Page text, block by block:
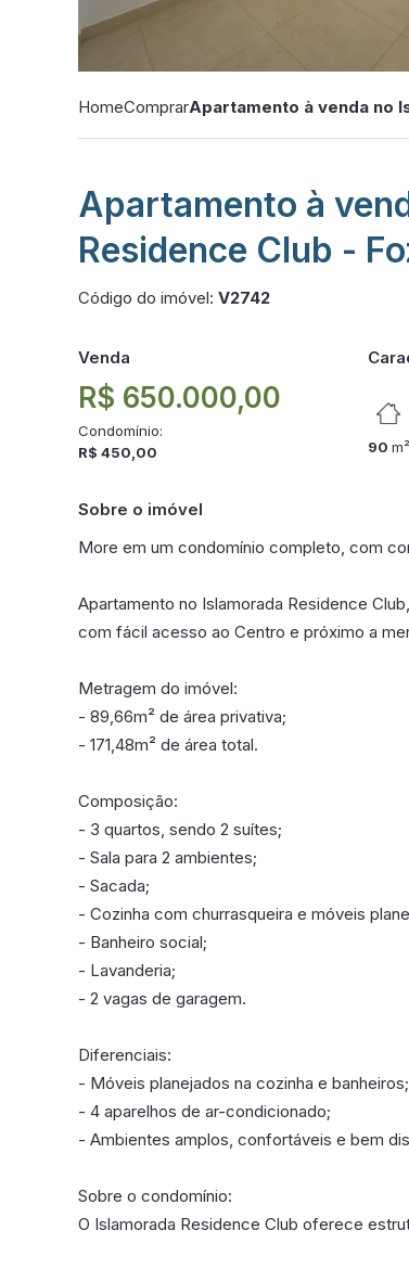
HomeComprarApartamento à venda no
Apartamento à
Residence Club -
Código do imóvel: V2742
Venda
R$ 650.000,00
Condomínio:
R$ 450,00
90 m²
Sobre o imóvel
More em um condomínio completo, com
Apartamento no Islamorada Residence
com fácil acesso ao Centro e próximo a
Metragem do imóvel:
- 89,66m² de área privativa;
- 171,48m² de área total.
Composição:
- 3 quartos, sendo 2 suítes;
- Sala para 2 ambientes;
- Sacada;
- Cozinha com churrasqueira e móveis
- Banheiro social;
- Lavanderia;
- 2 vagas de garagem.
Diferenciais:
- Móveis planejados na cozinha e banheiros;
- 4 aparelhos de ar-condicionado;
- Ambientes amplos, confortáveis e bem
Sobre o condomínio:
O Islamorada Residence Club oferece